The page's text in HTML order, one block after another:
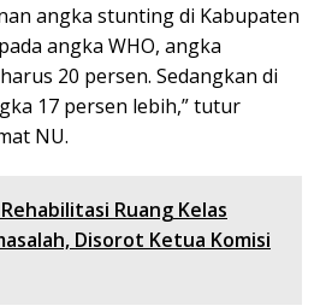
angka stunting di Kabupaten
angka WHO, angka
20 persen. Sedangkan di
17 persen lebih,” tutur
NU.
Ruang Kelas
Disorot Ketua Komisi